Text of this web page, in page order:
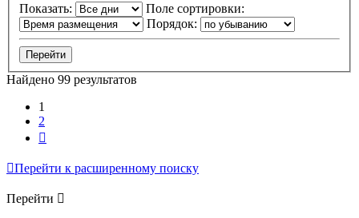
Показать:
Поле сортировки:
Порядок:
Найдено 99 результатов
1
2
Перейти к расширенному поиску
Перейти